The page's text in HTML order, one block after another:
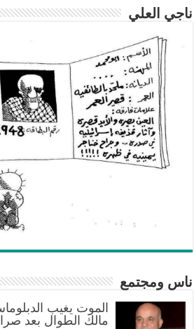
ناجي العلي
ناس ومجتمع
الموت يغيب
مالك الطوال بعد